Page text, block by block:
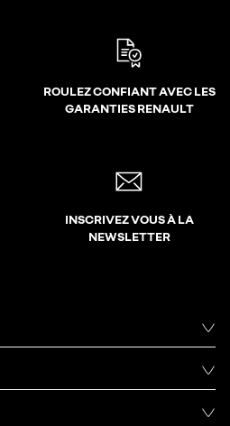
ROULEZ CONFIANT AVEC LES
GARANTIES RENAULT
INSCRIVEZ VOUS À LA
NEWSLETTER